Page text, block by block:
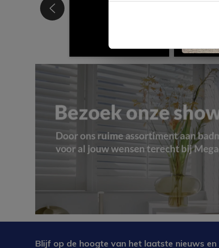
Blijf op de hoogte van het laatste nieuws